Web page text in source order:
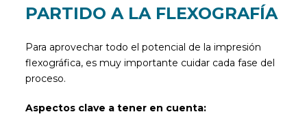
PARTIDO A LA FLEXOGRAFÍA
Para aprovechar todo el potencial de la impresión
flexográfica, es muy importante cuidar cada fase del
proceso.
Aspectos clave a tener en cuenta: